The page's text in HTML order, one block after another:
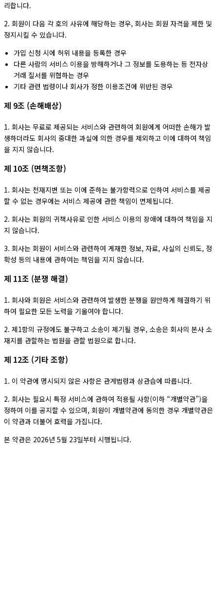
리합니다.
2. 회원이 다음 각 호의 사유에 해당하는 경우, 회사는 회원 자격을 제한 및
정지시킬 수 있습니다.
가입 신청 시에 허위 내용을 등록한 경우
다른 사람의 서비스 이용을 방해하거나 그 정보를 도용하는 등 전자상
거래 질서를 위협하는 경우
기타 관련 법령이나 회사가 정한 이용조건에 위반된 경우
제 9조 (손해배상)
1. 회사는 무료로 제공되는 서비스와 관련하여 회원에게 어떠한 손해가 발
생하더라도 회사의 중대한 과실에 의한 경우를 제외하고 이에 대하여 책임
을 지지 않습니다.
제 10조 (면책조항)
1. 회사는 천재지변 또는 이에 준하는 불가항력으로 인하여 서비스를 제공
할 수 없는 경우에는 서비스 제공에 관한 책임이 면제됩니다.
2. 회사는 회원의 귀책사유로 인한 서비스 이용의 장애에 대하여 책임을 지
지 않습니다.
3. 회사는 회원이 서비스와 관련하여 게재한 정보, 자료, 사실의 신뢰도, 정
확성 등의 내용에 관하여는 책임을 지지 않습니다.
제 11조 (분쟁 해결)
1. 회사와 회원은 서비스와 관련하여 발생한 분쟁을 원만하게 해결하기 위
하여 필요한 모든 노력을 기울여야 합니다.
2. 제1항의 규정에도 불구하고 소송이 제기될 경우, 소송은 회사의 본사 소
재지를 관할하는 법원을 관할 법원으로 합니다.
제 12조 (기타 조항)
1. 이 약관에 명시되지 않은 사항은 관계법령과 상관습에 따릅니다.
2. 회사는 필요시 특정 서비스에 관하여 적용될 사항(이하 “개별약관”)을
정하여 이를 공지할 수 있으며, 회원이 개별약관에 동의한 경우 개별약관은
이 약관과 더불어 효력을 가집니다.
본 약관은 2026년 5월 23일부터 시행됩니다.